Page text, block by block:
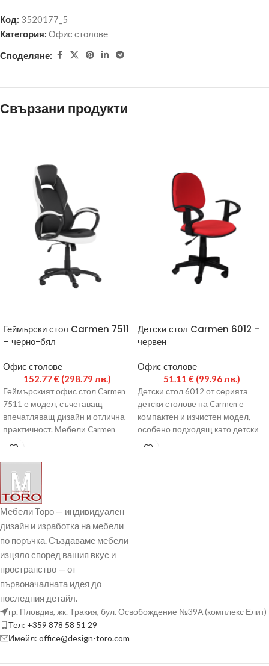
Код: 3520177_5
Категория: Офис столове
Споделяне:
Свързани продукти
Геймърски стол Carmen 7511
– черно-бял
Офис столове
152.77€ (298.79 лв.)
Геймърският офис стол Carmen
7511 е модел, съчетаващ
впечатляващ дизайн и отлична
практичност. Мебели Carmen
предлагат богат избор от офис
Детски стол Carmen 6012 –
червен
Офис столове
51.11 € (99.96 лв.)
Детски стол 6012 от серията
детски столове на Carmen е
компактен и изчистен модел,
особено подходящ като детски
стол за
Мебели Торо — индивидуален
дизайн и изработка на мебели
по поръчка. Създаваме мебели
изцяло според вашия вкус и
пространство — от
първоначалната идея до
последния детайл.
гр. Пловдив, жк. Тракия, бул. Освобождение №39А (комплекс Елит)
Тел: +359 878 58 51 29
Имейл: office@design-toro.com